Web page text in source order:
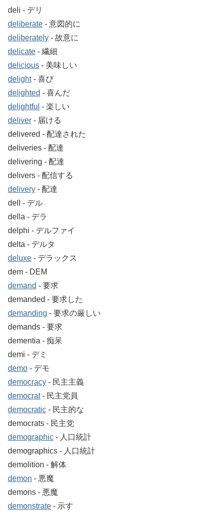
deli ‐ デリ
deliberate ‐ 意図的に
deliberately ‐ 故意に
delicate ‐ 繊細
delicious ‐ 美味しい
delight‐ 喜び
delighted ‐ 喜んだ
delightful ‐ 楽しい
deliver ‐ 届ける
delivered ‐ 配達された
deliveries ‐ 配達
delivering ‐ 配達
delivers ‐ 配信する
delivery ‐ 配達
dell ‐ デル
della ‐ デラ
delphi ‐ デルファイ
delta ‐ デルタ
deluxe ‐ デラックス
dem ‐ DEM
demand ‐ 要求
demanded ‐ 要求した
demanding ‐ 要求の厳しい
demands ‐ 要求
dementia ‐ 痴呆
demi ‐ デミ
demo ‐ デモ
democracy ‐ 民主主義
democrat‐ 民主党員
democratic ‐ 民主的な
democrats ‐ 民主党
demographic ‐ 人口統計
demographics ‐ 人口統計
demolition ‐ 解体
demon ‐ 悪魔
demons ‐ 悪魔
demonstrate ‐ 示す